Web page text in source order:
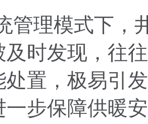
理模式下，
及时发现，往
置，极易引
一步保障供暖